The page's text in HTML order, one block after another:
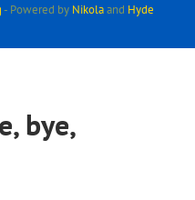
- Powered by Nikolaand Hyde
bye,